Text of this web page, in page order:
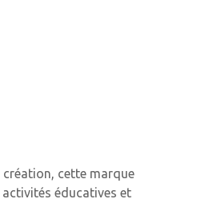
création, cette marque
éducatives et